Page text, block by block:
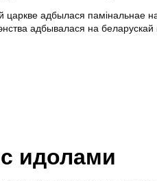
царкве адбылася памінальнае
адбывалася на беларускай
идолами